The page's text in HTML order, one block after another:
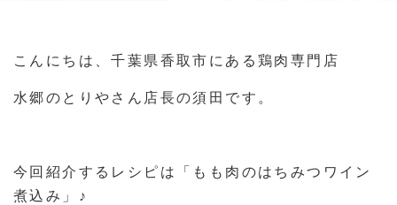
こんにちは、千葉県香取市にある鶏肉専門店
水郷のとりやさん店長の須田です。
今回紹介するレシピは「もも肉のはちみつワイン
煮込み」♪